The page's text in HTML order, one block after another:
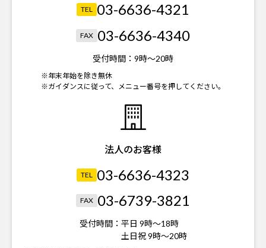
TEL 03-6636-4321
FAX 03-6636-4340
受付時間： 9時～20時
※年末年始を除き無休
※ガイダンスに従って、メニュー番号を押してください。
法人のお客様
TEL 03-6636-4323
FAX 03-6739-3821
受付時間： 平日 9時～18時
土日祝 9時～20時